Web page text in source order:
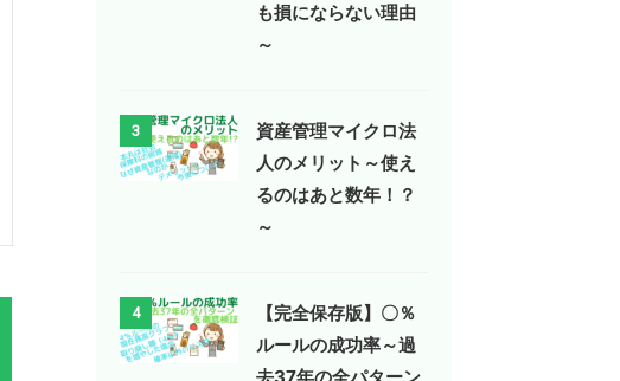
も損にならない理由
～
3
資産管理マイクロ法
人のメリット～使え
るのはあと数年！？
～
4
【完全保存版】〇％
ルールの成功率～過